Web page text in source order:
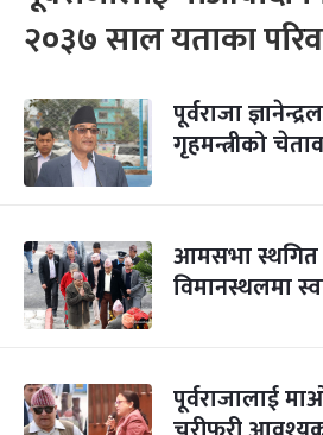
२०३७ साल यताका
पूर्वराजा
गृहमन्त्रीको
आमसभा स्थगित
विमानस्थलमा
पूर्वराजालाई